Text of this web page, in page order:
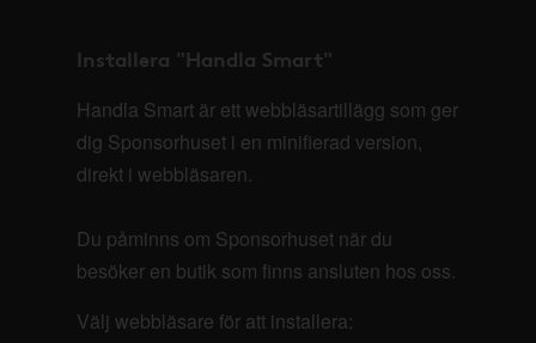
Installera "Handla Smart"
Handla Smart är ett webbläsartillägg som ger
dig Sponsorhuset i en minifierad version,
direkt i webbläsaren.
Du påminns om Sponsorhuset när du
besöker en butik som finns ansluten hos oss.
Välj webbläsare för att installera: